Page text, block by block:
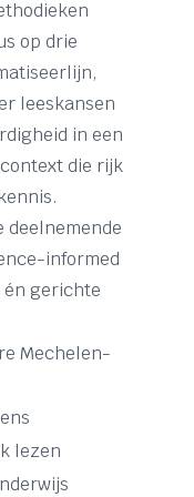
op drie
leeskansen
in een
die rijk
deelnemende
informed
gerichte
Mechelen-
lezen